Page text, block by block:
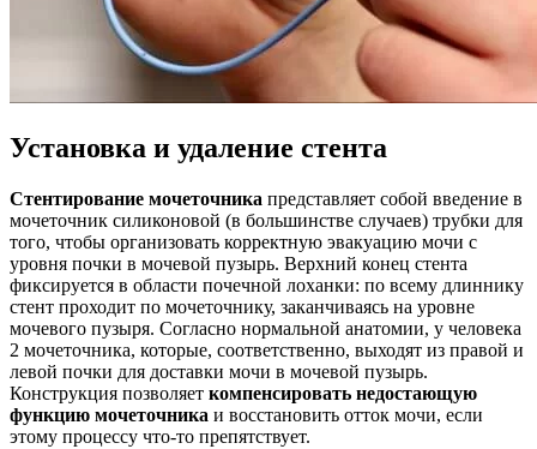
Установка и удаление стента
Стентирование мочеточника представляет собой введение в
мочеточник силиконовой (в большинстве случаев) трубки для
того, чтобы организовать корректную эвакуацию мочи с
уровня почки в мочевой пузырь. Верхний конец стента
фиксируется в области почечной лоханки: по всему длиннику
стент проходит по мочеточнику, заканчиваясь на уровне
мочевого пузыря. Согласно нормальной анатомии, у человека
2 мочеточника, которые, соответственно, выходят из правой и
левой почки для доставки мочи в мочевой пузырь.
Конструкция позволяет компенсировать недостающую
функцию мочеточника и восстановить отток мочи, если
этому процессу что-то препятствует.